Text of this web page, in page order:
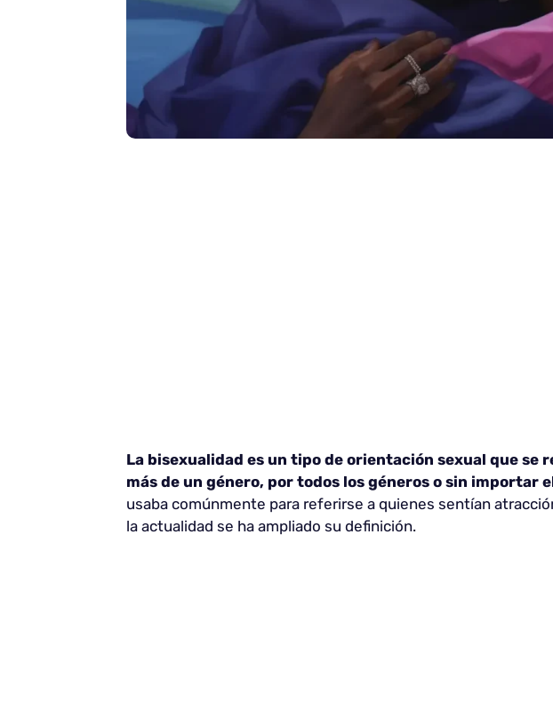
La bisexualidad es un tipo de orientación sexual que se
más de un género, por todos los géneros o sin importar
usaba comúnmente para referirse a quienes sentían
la actualidad se ha ampliado su definición.